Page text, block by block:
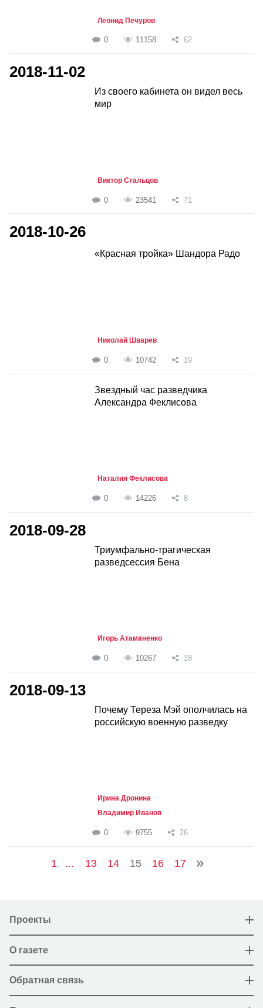
Леонид Печуров
0 11158 62
2018-11-02
Из своего кабинета он видел весь
мир
Виктор Стальцов
0 23541 71
2018-10-26
«Красная тройка» Шандора Радо
Николай Шварев
0 10742 19
Звездный час разведчика
Александра Феклисова
Наталия Феклисова
0 14226 8
2018-09-28
Триумфально-трагическая
разведсессия Бена
Игорь Атаманенко
0 10267 18
2018-09-13
Почему Тереза Мэй ополчилась на
российскую военную разведку
Ирина Дронина
Владимир Иванов
0 9755 26
1 ... 13 14 15 16 17
Проекты
О газете
Обратная связь